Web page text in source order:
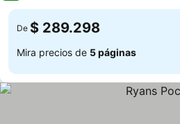
De $ 289.298
Mira precios de 5 páginas